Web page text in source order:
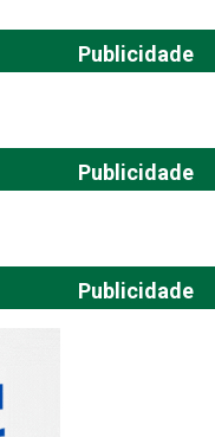
Publicidade
Publicidade
Publicidade